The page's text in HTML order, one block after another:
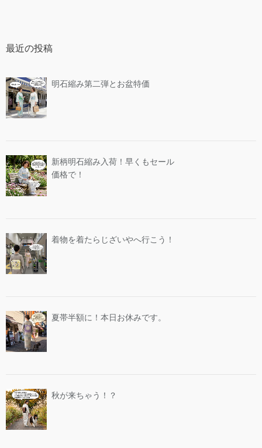
最近の投稿
明石縮み第二弾とお盆特価
新柄明石縮み入荷！早くもセール
価格で！
着物を着たらじざいやへ行こう！
夏帯半額に！本日お休みです。
秋が来ちゃう！？